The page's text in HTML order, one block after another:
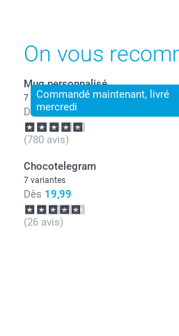
On vous
Commandé maintenant, livré
mercredi
Mug personnalisé
7 variantes
Dès 11,99
(780 avis)
Chocotelegram
7 variantes
Dès 19,99
(26 avis)